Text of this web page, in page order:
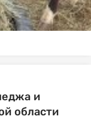
и
области